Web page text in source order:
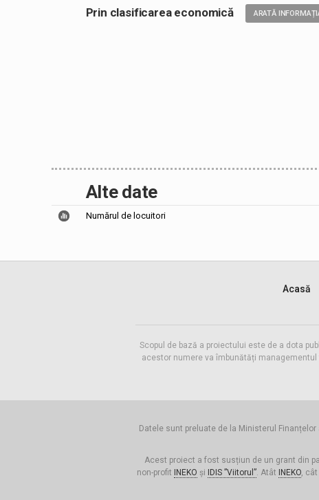
Prin clasificarea economică ARATĂ
Alte date
Numărul de locuitori
Acasă
Scopul de bază a proiectului este de a dota
acestor numere va îmbunătăți
Datele sunt preluate de la Ministerul
Acest proiect a fost susțiun de un grant din
non-profit
INEKO și IDIS ”Viitorul”. Atât INEKO, cât